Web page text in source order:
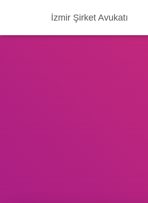
İzmir Şirket Avukatı